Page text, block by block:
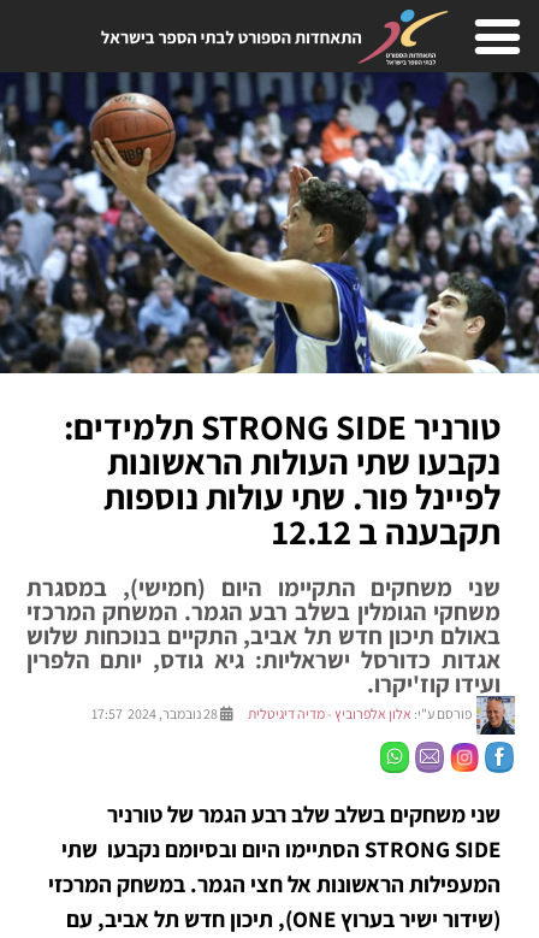
טורניר STRONG SIDE תלמידים:
נקבעו שתי העולות הראשונות
לפיינל פור. שתי עולות נוספות
תקבענה ב 12.12
שני משחקים התקיימו היום (חמישי), במסגרת
משחקי הגומלין בשלב רבע הגמר. המשחק המרכזי
באולם תיכון חדש תל אביב, התקיים בנוכחות שלוש
אגדות כדורסל ישראליות: גיא גודס, יותם הלפרין
ועידו קוז'יקרו.
פורסם ע"י: אלון אלפרוביץ - מדיה דיגיטלית
שני משחקים בשלב שלב רבע הגמר של טורניר
STRONG SIDE הסתיימו היום ובסיומם נקבעו שתי
המעפילות הראשונות אל חצי הגמר. במשחק המרכזי
(שידור ישיר בערוץ ONE), תיכון חדש תל אביב, עם